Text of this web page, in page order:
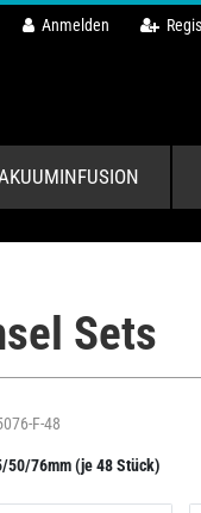
Anmelden
Sets
F-48
50/76mm (je 48 Stück)